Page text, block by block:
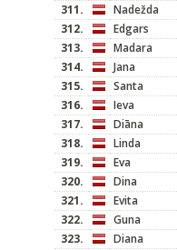
311.
Nadežda
312.
Edgars
313.
Madara
314.
Jana
315.
Santa
316.
Ieva
317.
Diāna
318.
Linda
319.
Eva
320.
Dina
321.
Evita
322.
Guna
323.
Diana